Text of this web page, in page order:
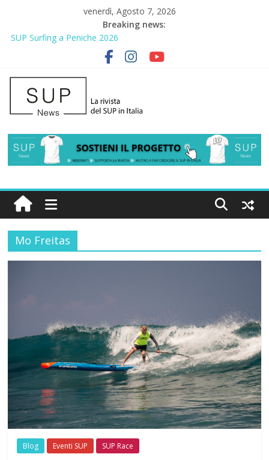
venerdì, Agosto 7, 2026
Breaking news:
SUP Surfing a Peniche 2026
AirSUP a Gallico: prima storica gara per Reggio Calabria
Gallico Paddle Fest 2026: sul lungomare di Gallico torna la festa
del SUP
Porto Selvaggio, a lezione di soccorso con la giornata della
prevenzione
2° Urban Sup Trophy: la regata solidale per lo IOR
Mo Freitas
Blog Eventi SUP SUP Race